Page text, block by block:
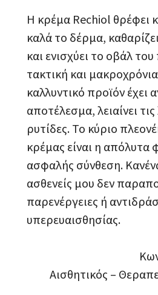
Η κρέμα Rechiol θρέφει
καλά το δέρμα,
και ενισχύει το οβάλ
τακτική και
καλλυντικό προϊόν έχει
αποτέλεσμα, λειαίνει
ρυτίδες. Το κύριο
κρέμας είναι η απόλυτα
ασφαλής σύνθεση.
ασθενείς μου δεν
παρενέργειες ή
υπερευαισθησίας.
Αισθητικός –